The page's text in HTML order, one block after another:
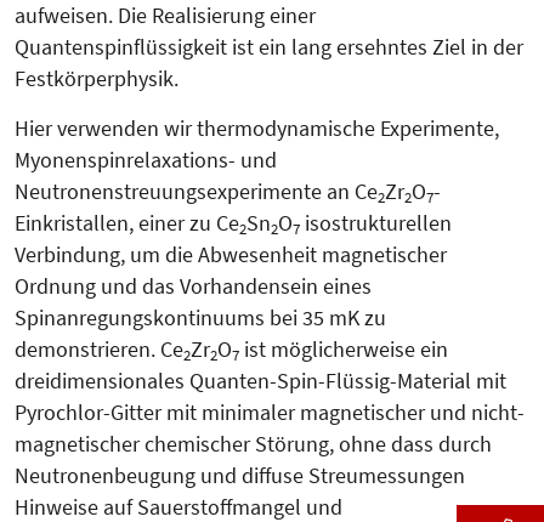
aufweisen. Die Realisierung einer
Quantenspinflüssigkeit ist ein lang ersehntes Ziel in der
Festkörperphysik.
Hier verwenden wir thermodynamische Experimente,
Myo­nenspin­relaxations- und
Neutronenstreuungsexperimente an Ce2Zr2O7-
Einkristallen, einer zu Ce2Sn2O7 isostrukturellen
Verbindung, um die Abwesenheit magnetischer
Ordnung und das Vorhandensein eines
Spinanregungskontinuums bei 35 mK zu
demonstrieren. Ce2Zr2O7 ist möglicherweise ein
dreidimensionales Quanten-Spin-Flüssig-Material mit
Pyrochlor-Gitter mit minimaler magnetischer und nicht­
magnetischer chemischer Störung, ohne dass durch
Neutronenbeu­gung und diffuse Streumessungen
Hinweise auf Sauerstoffmangel und